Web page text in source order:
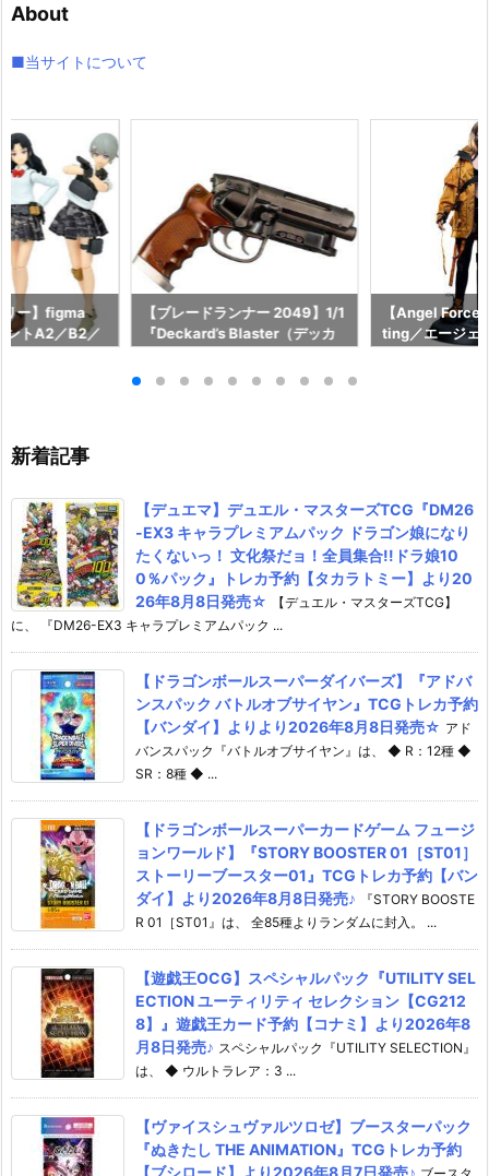
ブ
About
■当サイトについて
リー】figma
ントA2／B2／
【ブレードランナー 2049】1/1
『Deckard’s Blaster（デッカ
ル予約【ベルファイン】より20
【Angel Force
ting／エージェ
新着記事
【デュエマ】デュエル・マスターズTCG『DM26
-EX3 キャラプレミアムパック ドラゴン娘になり
たくないっ！ 文化祭だョ！全員集合!!ドラ娘10
0％パック』トレカ予約【タカラトミー】より20
26年8月8日発売☆
【デュエル・マスターズTCG】
に、 『DM26-EX3 キャラプレミアムパック ...
【ドラゴンボールスーパーダイバーズ】『アドバ
ンスパック バトルオブサイヤン』TCGトレカ予約
【バンダイ】よりより2026年8月8日発売☆ アド
バンスパック『バトルオブサイヤン』は、 ◆ R：12種 ◆
SR：8種 ◆ ...
【ドラゴンボールスーパーカードゲーム フュージ
ョンワールド】『STORY BOOSTER 01［ST01］
ストーリーブースター01』TCGトレカ予約【バン
ダイ】より2026年8月8日発売♪
『STORY BOOSTE
R 01［ST01』は、 全85種よりランダムに封入。 ...
【遊戯王OCG】スペシャルパック『UTILITY SEL
ECTION ユーティリティ セレクション【CG212
8】』遊戯王カード予約【コナミ】より2026年8
月8日発売♪ スペシャルパック『UTILITY SELECTION』
は、 ◆ ウルトラレア：3 ...
【ヴァイスシュヴァルツロゼ】ブースターパック
『ぬきたし THE ANIMATION』TCGトレカ予約
【ブシロード】より2026年8月7日発売♪